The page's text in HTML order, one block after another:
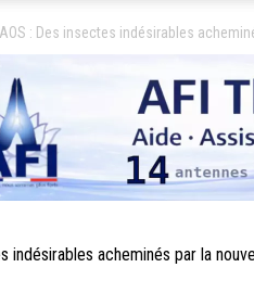
: Des insectes indésirables
indésirables acheminés par la